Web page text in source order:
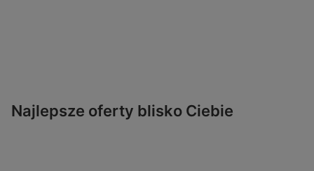
Najlepsze oferty blisko Ciebie